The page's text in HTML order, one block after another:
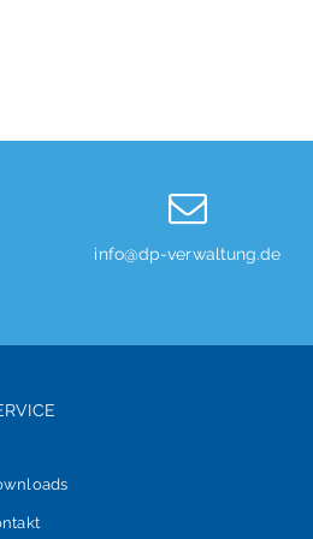
info@dp-verwaltung.de